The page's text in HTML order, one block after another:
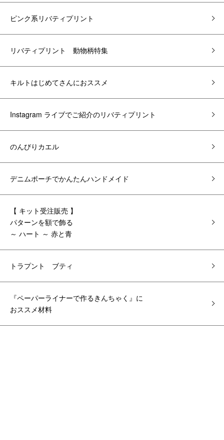
ピンク系リバティプリント
リバティプリント 動物柄特集
キルトはじめてさんにおススメ
Instagram ライブでご紹介のリバティプリント
のんびりカエル
デニムポーチでかんたんハンドメイド
【 キット受注販売 】
パターンを額で飾る
～ ハート ～ 赤と青
トラプント ブティ
『ペーパーライナーで作るきんちゃく』に
おススメ材料